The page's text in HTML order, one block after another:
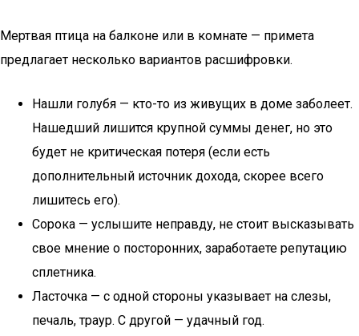
Мертвая птица на балконе или в комнате — примета
предлагает несколько вариантов расшифровки.
Нашли голубя — кто-то из живущих в доме заболеет.
Нашедший лишится крупной суммы денег, но это
будет не критическая потеря (если есть
дополнительный источник дохода, скорее всего
лишитесь его).
Сорока — услышите неправду, не стоит высказывать
свое мнение о посторонних, заработаете репутацию
сплетника.
Ласточка — с одной стороны указывает на слезы,
печаль, траур. С другой — удачный год.